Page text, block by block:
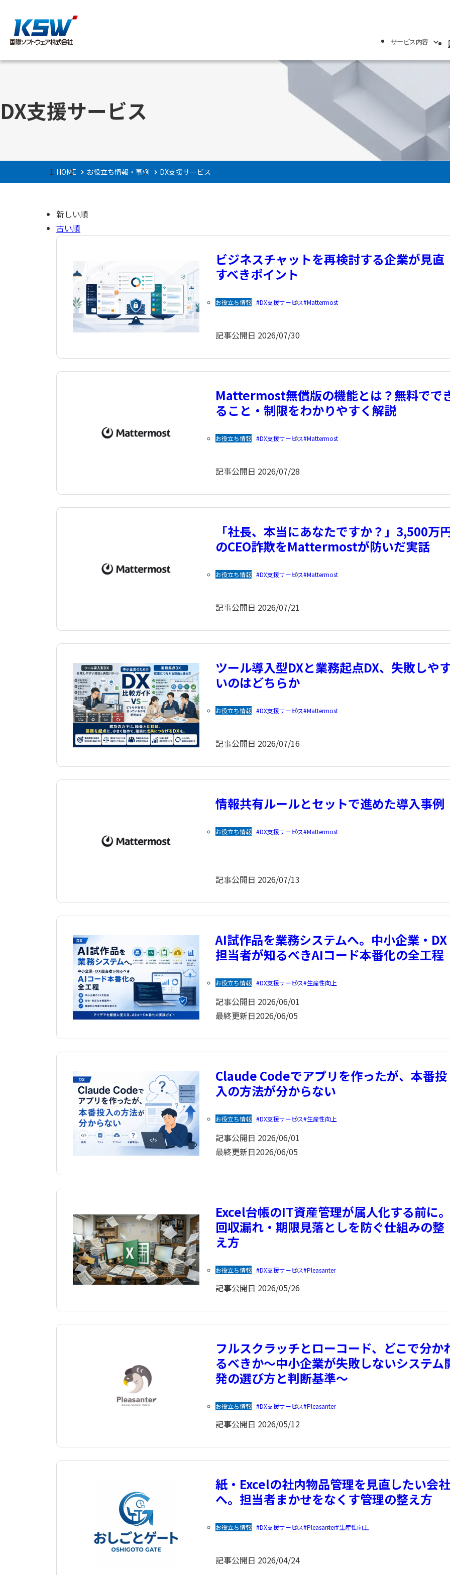
サービス内容
ご挨拶・理念と指針
DX支援サービス
HOME お役立ち情報・事例 DX支援サービス
新しい順
古い順
ビジネスチャットを再検討する企業が見直
すべきポイント
お役立ち情報 DX支援サービス Mattermost
記事公開日 2026/07/30
Mattermost無償版の機能とは？無料でで
ること・制限をわかりやすく解説
お役立ち情報 DX支援サービス Mattermost
記事公開日 2026/07/28
「社長、本当にあなたですか？」3,500万
のCEO詐欺をMattermostが防いだ実話
お役立ち情報 DX支援サービス Mattermost
記事公開日 2026/07/21
ツール導入型DXと業務起点DX、失敗しや
いのはどちらか
お役立ち情報 DX支援サービス Mattermost
記事公開日 2026/07/16
情報共有ルールとセットで進めた導入事例
お役立ち情報 DX支援サービス Mattermost
記事公開日 2026/07/13
AI試作品を業務システムへ。中小企業・DX
担当者が知るべきAIコード本番化の全工程
お役立ち情報 DX支援サービス 生産性向上
記事公開日 2026/06/01
最終更新日2026/06/05
Claude Codeでアプリを作ったが、本番投
入の方法が分からない
お役立ち情報 DX支援サービス 生産性向上
記事公開日 2026/06/01
最終更新日2026/06/05
Excel台帳のIT資産管理が属人化する前に
回収漏れ・期限見落としを防ぐ仕組みの整
え方
お役立ち情報 DX支援サービス Pleasanter
記事公開日 2026/05/26
フルスクラッチとローコード、どこで分か
るべきか〜中小企業が失敗しないシステム
発の選び方と判断基準〜
お役立ち情報 DX支援サービス Pleasanter
記事公開日 2026/05/12
紙・Excelの社内物品管理を見直したい会
へ。担当者まかせをなくす管理の整え方
お役立ち情報 DX支援サービス Pleasanter 生産性向上
記事公開日 2026/04/24